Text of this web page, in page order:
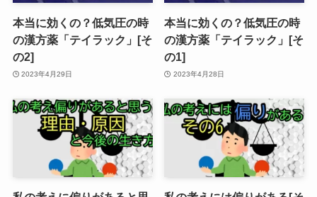
本当に効くの？低気圧の時
の漢方薬「テイラック」[そ
の2]
2023年4月29日
本当に効くの？低気圧の時
の漢方薬「テイラック」[そ
の1]
2023年4月28日